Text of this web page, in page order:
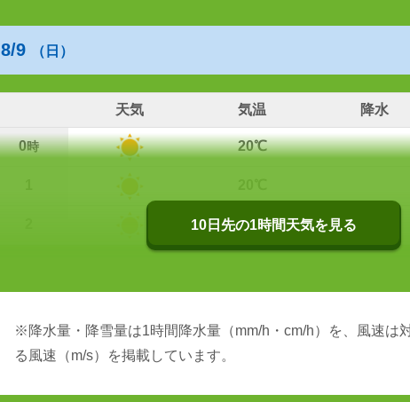
8/9 （日）
天気 気温 降水
0時 20℃
20℃
10日先の1時間天気を見る
※降水量・降雪量は1時間降水量（mm/h・cm/h）を、風速は
る風速（m/s）を掲載しています。